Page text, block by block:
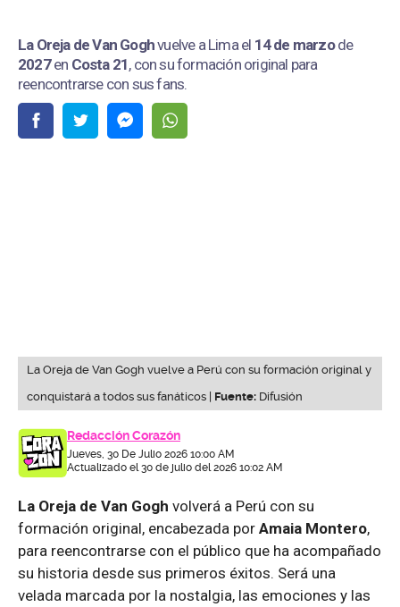
La Oreja de Van Goghvuelve a Lima el 14 de marzode
2027en Costa 21, con su formación original para
reencontrarse con sus fans.
La Oreja de Van Gogh vuelve a Perú con su formación original y
conquistará a todos sus fanáticos | Fuente: Difusión
Redacción Corazón
Jueves, 30 De Julio 2026 10:00 AM
Actualizado el 30 de julio del 2026 10:02 AM
La Oreja de Van Gogh volverá a Perú con su
formación original, encabezada por Amaia Montero,
para reencontrarse con el público que ha acompañado
su historia desde sus primeros éxitos. Será una
velada marcada por la nostalgia, las emociones y las